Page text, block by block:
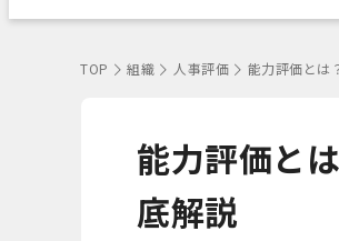
TOP 組織 人事評価 能力評価とは
能力評価と
底解説